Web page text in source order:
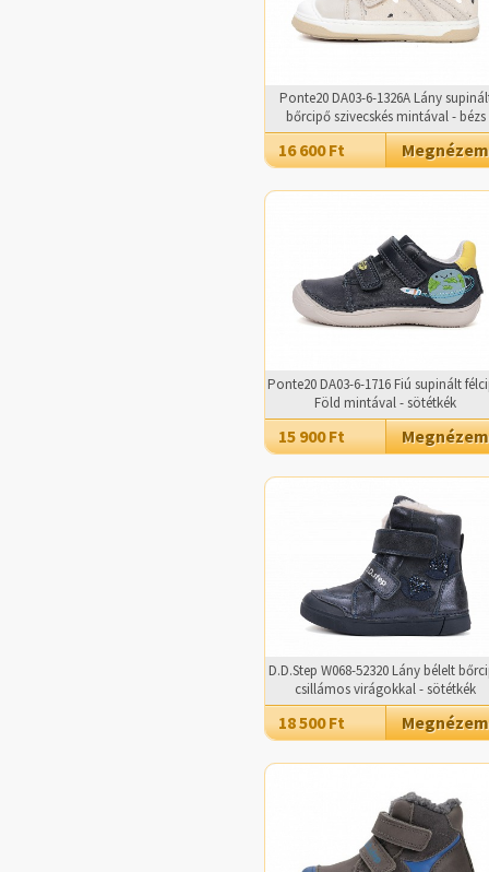
Ponte20 DA03-6-1326A Lány
bőrcipő szivecskés mintával - bézs
16 600 Ft Megnézem
Ponte20 DA03-6-1716 Fiú supinált
Föld mintával - sötétkék
15 900 Ft Megnézem
D.D.Step W068-52320 Lány bélelt
csillámos virágokkal - sötétkék
18 500 Ft Megnézem